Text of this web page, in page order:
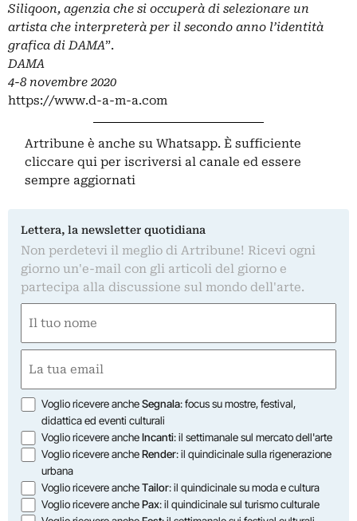
Siliqoon, agenzia che si occuperà di selezionare un
artista che interpreterà per il secondo anno l’identità
grafica di DAMA”.
DAMA
4-8 novembre 2020
https://www.d-a-m-a.com
Artribune è anche su Whatsapp. È sufficiente
cliccare qui per iscriversi al canale ed essere
sempre aggiornati
Lettera, la newsletter quotidiana
Non perdetevi il meglio di Artribune! Ricevi ogni
giorno un'e-mail con gli articoli del giorno e
partecipa alla discussione sul mondo dell'arte.
(Required)
First
(Required)
Opzioni
Voglio ricevere ancheSegnala: focus su mostre, festival,
didattica ed eventi culturali
Voglio ricevere ancheIncanti: il settimanale sul mercato dell'arte
Voglio ricevere ancheRender: il quindicinale sulla rigenerazione
urbana
Voglio ricevere ancheTailor: il quindicinale su moda e cultura
Voglio ricevere anchePax: il quindicinale sul turismo culturale